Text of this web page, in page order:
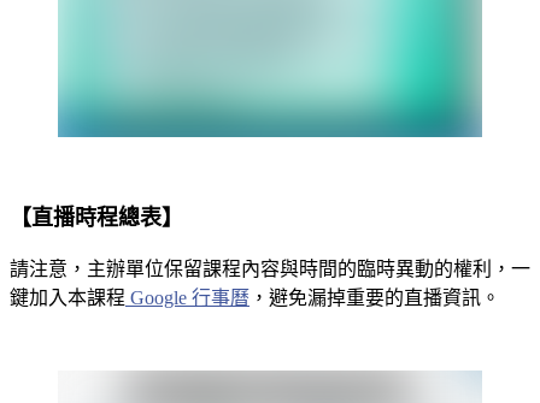
【直播時程總表】
請注意，主辦單位保留課程內容與時間的臨時異動的權利，一
鍵加入本課程 Google 行事曆 ，避免漏掉重要的直播資訊。